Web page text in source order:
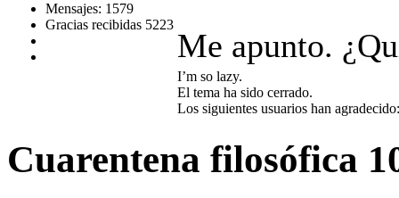
Mensajes: 1579
Gracias recibidas 5223
Me apunto.
I’m so lazy.
El tema ha sido cerrado.
Los siguientes usuarios han
Cuarentena filosófica